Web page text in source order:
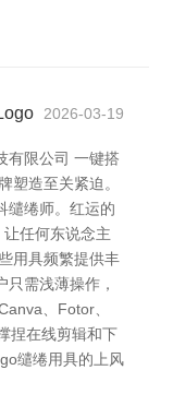
2026-03-19
有限公司 一键搭
塑造至关紧迫。
缱绻师。红运的
任何东说念主
用具频繁提供丰
需浅薄操作，
、Fotor、
捏在线剪辑和下
缱绻用具的上风